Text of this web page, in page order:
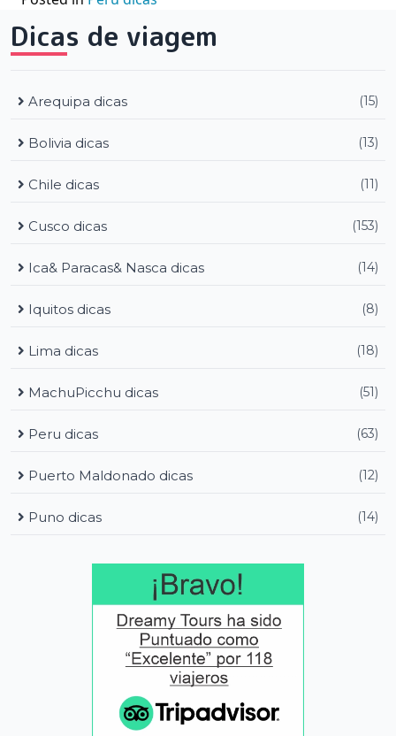
Dicas de viagem
Arequipa dicas (15)
Bolivia dicas (13)
Chile dicas (11)
Cusco dicas (153)
Ica& Paracas& Nasca dicas (14)
Iquitos dicas (8)
Lima dicas (18)
MachuPicchu dicas (51)
Peru dicas (63)
Puerto Maldonado dicas (12)
Puno dicas (14)